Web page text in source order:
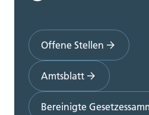
Offene Stellen
Amtsblatt
Bereinigte